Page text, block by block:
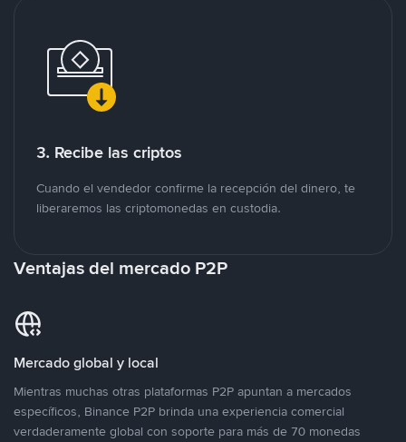
3. Recibe las criptos
Cuando el vendedor confirme la recepción del dinero, te
liberaremos las criptomonedas en custodia.
Ventajas del mercado P2P
Mercado global y local
Mientras muchas otras plataformas P2P apuntan a mercados
específicos, Binance P2P brinda una experiencia comercial
verdaderamente global con soporte para más de 70 monedas